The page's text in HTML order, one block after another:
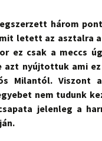
három
letett az asztalra a
ez csak a meccs
azt nyújtottuk ami
Milantól. Viszont
nem tudunk
jelenleg a